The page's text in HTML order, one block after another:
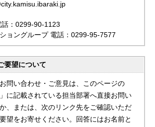
：0299-90-1123
ョングループ 電話：0299-95-7577
要望について
問い合わせ・ご意見は、このページの
」に記載されている担当部署へ直接お問い
、または、次のリンク先をご確認いただ
望をお寄せください。回答にはお名前と